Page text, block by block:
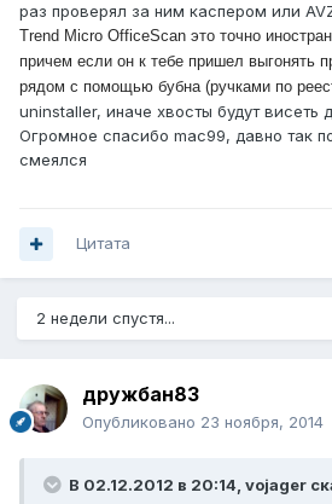
раз проверял за ним каспером или
Trend Micro OfficeScan это точно
причем если он к тебе пришел выгонять
рядом с помощью бубна (ручками по
uninstaller, иначе хвосты будут висеть
Огромное спасибо mac99, давно так
смеялся
Цитата
2 недели спустя...
дружбан83
Опубликовано 23 ноября, 2014
В 02.12.2012 в 20:14, vojager